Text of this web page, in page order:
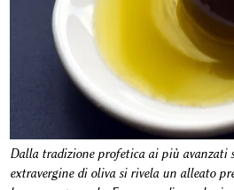
Dalla tradizione profetica ai più avanzati
extravergine di oliva si rivela un alleato